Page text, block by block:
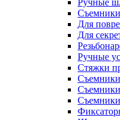
Ручные
Для
Для
Ручные
Стяжки
Съемники